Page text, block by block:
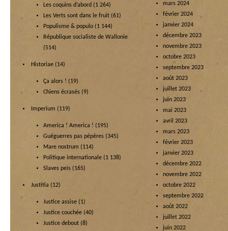
Les coquins d’abord (1 264)
Les Verts sont dans le fruit (61)
Populisme & populo (1 144)
République socialiste de Wallonie
(514)
Historiae (14)
Ça alors ! (19)
Chiens écrasés (9)
Imperium (119)
America ! America ! (195)
Guéguerres pas pépères (345)
Mare nostrum (114)
Politique internationale (1 138)
Slaves peïs (165)
Justitia (12)
Justice assise (1)
Justice couchée (40)
Justice debout (8)
mars 2024
février 2024
janvier 2024
décembre 2023
novembre 2023
octobre 2023
septembre 2023
août 2023
juillet 2023
juin 2023
mai 2023
avril 2023
mars 2023
février 2023
janvier 2023
décembre 2022
novembre 2022
octobre 2022
septembre 2022
août 2022
juillet 2022
juin 2022